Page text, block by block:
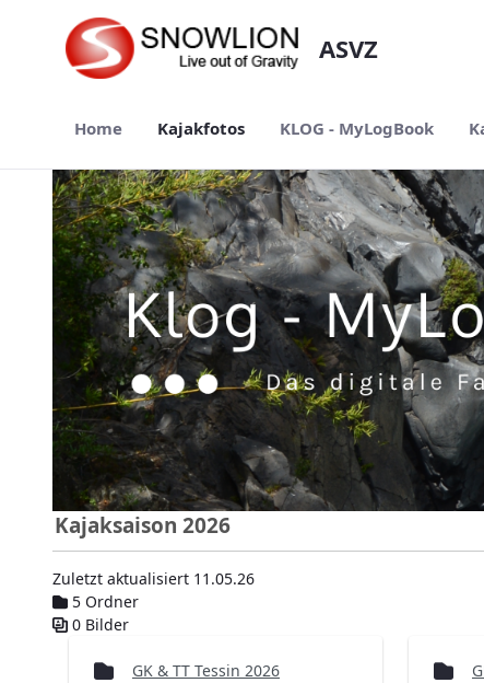
Zum Hauptinhalt springen
ASVZ
Home Kajakfotos KLOG - MyLogBook
Kajaksaison 2026
Zuletzt aktualisiert 11.05.26
5 Ordner
0 Bilder
GK & TT Tessin 2026